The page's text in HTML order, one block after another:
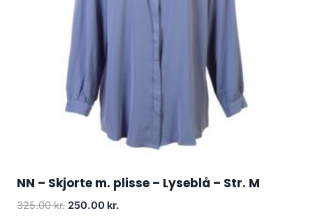
NN – Skjorte m. plisse – Lyseblå – Str. M
325.00kr. Original
250.00 kr.